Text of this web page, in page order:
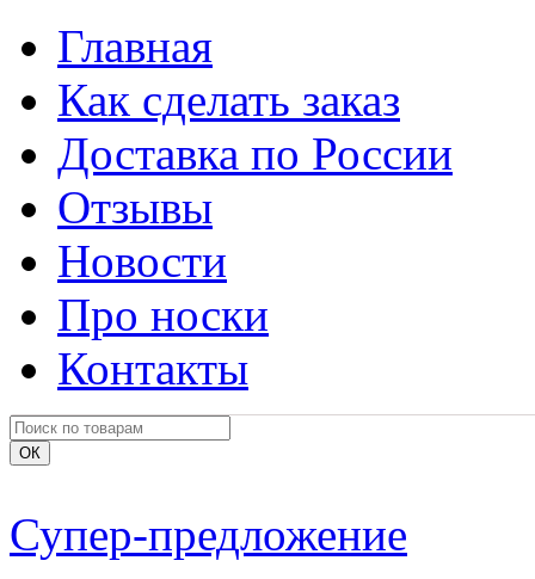
Главная
Как сделать заказ
Доставка по России
Отзывы
Новости
Про носки
Контакты
Супер-предложение